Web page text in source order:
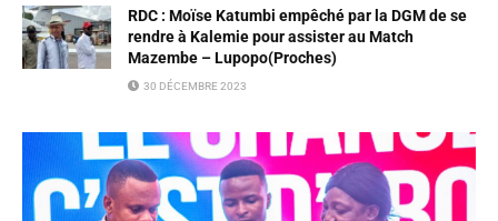
RDC : Moïse Katumbi empêché par la DGM de se
rendre à Kalemie pour assister au Match
Mazembe – Lupopo(Proches)
30 DÉCEMBRE 2023